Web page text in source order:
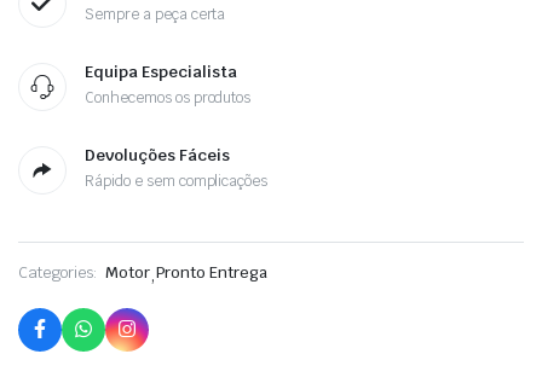
Sempre a peça certa
Equipa Especialista
Conhecemos os produtos
Devoluções Fáceis
Rápido e sem complicações
Categories: Motor,Pronto Entrega